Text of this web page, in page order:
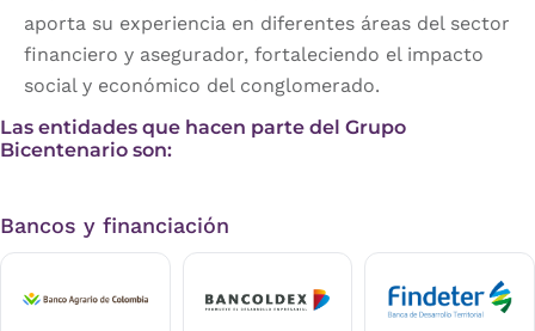
aporta su experiencia en diferentes áreas del sector
financiero y asegurador, fortaleciendo el impacto
social y económico del conglomerado.
Las entidades que hacen parte del Grupo
Bicentenario son:
Bancos y financiación